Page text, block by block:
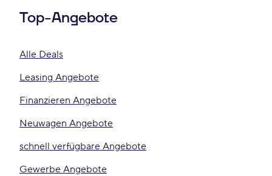
Top-Angebote
Alle Deals
Leasing Angebote
Finanzieren Angebote
Neuwagen Angebote
schnell verfügbare Angebote
Gewerbe Angebote